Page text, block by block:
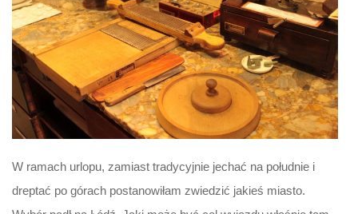
W ramach urlopu, zamiast tradycyjnie jechać na południe i
dreptać po górach postanowiłam zwiedzić jakieś miasto.